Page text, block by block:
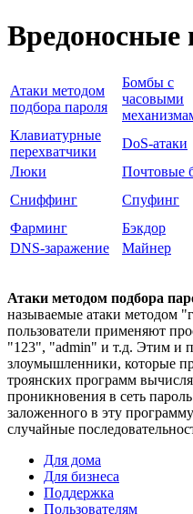
Атаки методом
подбора пароля
Бомбы с
часовыми
Клавиатурные
перехватчики
DoS-атаки
Люки
Почтовые
Сниффинг
Спуфинг
Фарминг
Бэкдор
DNS-заражение
Майнер
Атаки методом подбора
называемые атаки методом
пользователи применяют
"123", "admin" и т.д. Этим и
злоумышленники, которые
троянских программ
проникновения в сеть
заложенного в эту
случайные
Для дома
Для бизнеса
Поддержка
Пользователям